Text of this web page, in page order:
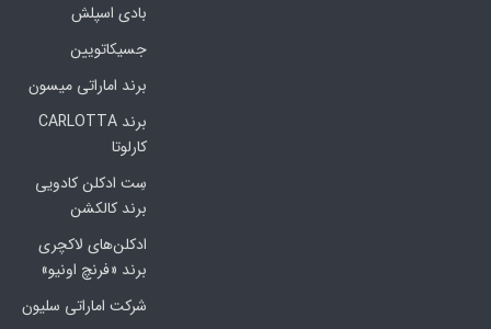
بادی اسپلش
جسیکاتویین
برند اماراتی میسون
برند CARLOTTA
کارلوتا
سِت ادکلن کادویی
برند کالکشن
ادکلن‌های لاکچری
برند «فرنچ اونیو»
شرکت اماراتی سلیون